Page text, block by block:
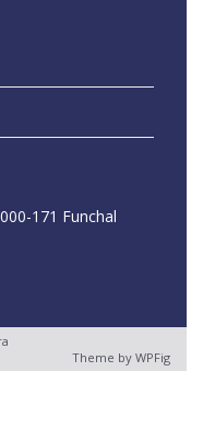
171 Funchal
Theme by WPFig